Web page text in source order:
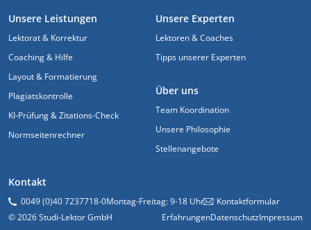
FUSSZEILE
Unsere Leistungen
Lektorat & Korrektur
Coaching & Hilfe
Layout & Formatierung
Plagiatskontrolle
KI-Prüfung & Zitations-Check
Normseitenrechner
Kontakt
0049 (0)40 7237718-0Montag-Freitag: 9-18 Uhr Kontaktformular
Unsere Experten
Lektoren & Coaches
Tipps unserer Experten
Über uns
Team Koordination
Unsere Philosophie
Stellenangebote
© 2026 Studi-Lektor GmbH ErfahrungenDatenschutzImpressum